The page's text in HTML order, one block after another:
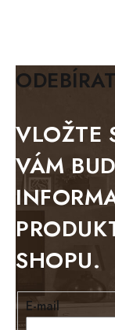
BIANCA
BLACK VELVET
BELLUNO grafite
WESTERN
BERLIN
KOLMAR
TOSKANIA
LOUISIANA
Tello
VLOŽTE
VÁM
SHOPU.
E-mail